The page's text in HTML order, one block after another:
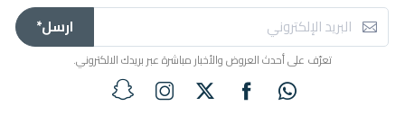
ارسل*
تعرّف على أحدث العروض والأخبار مباشرة عبر بريدك الالكتروني.